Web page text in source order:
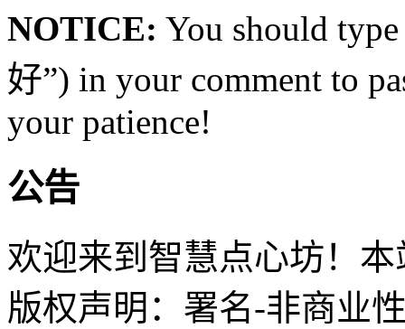
NOTICE: You should
好”) in your comment to
your patience!
公告
欢迎来到智慧点心坊！
版权声明：署名-非商业